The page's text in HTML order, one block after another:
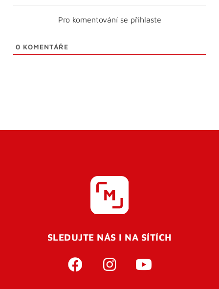
Pro komentování se přihlaste
0 KOMENTÁŘE
SLEDUJTE NÁS I NA SÍTÍCH